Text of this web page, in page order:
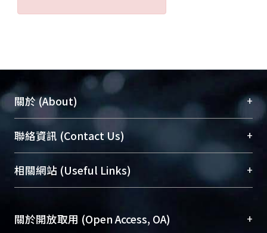
關於 (About) +
臺大位居世界頂尖大學之列，為永久珍藏及向國際
展現本校豐碩的研究成果及學術能量，圖書館整合
機構典藏（NTUR）與學術庫（AH）不同功能平
台，成為臺大學術典藏NTU scholars。期能整合研
成果。
聯絡資訊 (Contact Us) +
總館學科館員(Main Library)
醫學圖書館學科館員(Medical Library)
Sciences Library)
相關網站 (Useful Links) +
關於開放取用 (Open Access, OA) +